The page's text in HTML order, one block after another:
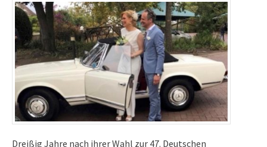
Dreißig Jahre nach ihrer Wahl zur 47. Deutschen